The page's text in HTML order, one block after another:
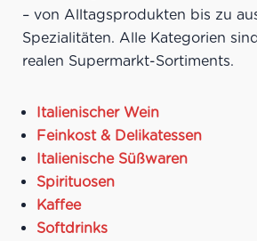
Meeresfrüchten,
sommerlichen Salaten,
leichten Vorspeisen
Ideale Versandmenge:Bis
– von Alltagsprodukten bis zu
Spezialitäten. Alle Kategorien
realen Supermarkt-Sortiments.
Italienischer Wein
Feinkost & Delikatessen
Italienische Süßwaren
Spirituosen
Kaffee
Softdrinks